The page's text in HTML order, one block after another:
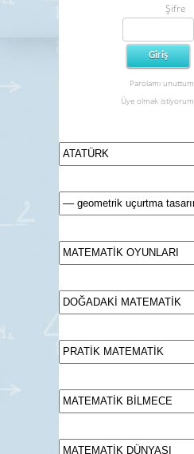
Şifre
Parolamı unuttum
Üye olmak istiyorum